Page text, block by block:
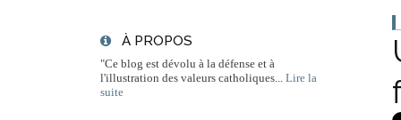
À PROPOS
"Ce blog est dévolu à la défense et à
l'illustration des valeurs catholiques...
Lire la
suite